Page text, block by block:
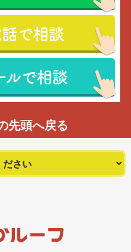
で相談
ルで相談
先頭へ戻る